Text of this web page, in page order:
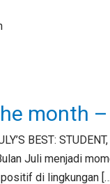
month –
BEST:
Juli menjadi
di lingkungan […]